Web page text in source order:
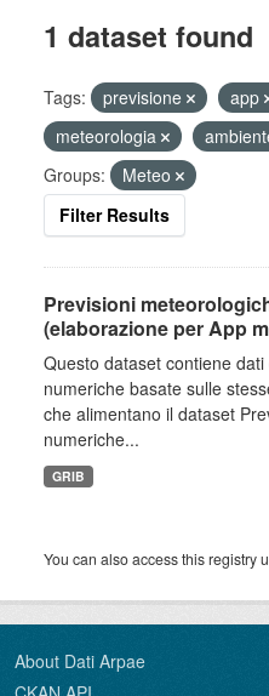
1 dataset found
Tags: previsione app
meteorologia
Groups:
Meteo
Filter Results
Previsioni
(elaborazione per App
Questo dataset contiene
numeriche basate sulle
che alimentano il dataset
numeriche...
GRIB
You can also access this registry
About Dati Arpae